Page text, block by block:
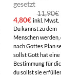
gesetzt
11,90€
Ursprünglicher
Preis
war:
11,90€
4,80€Aktueller
Preis
ist:
4,80€.
inkl. Mwst.
Du kannst zu dem
Menschen werden,
nach Gottes Plan
sollst Gott hat eine
Bestimmung für
du sollst sie